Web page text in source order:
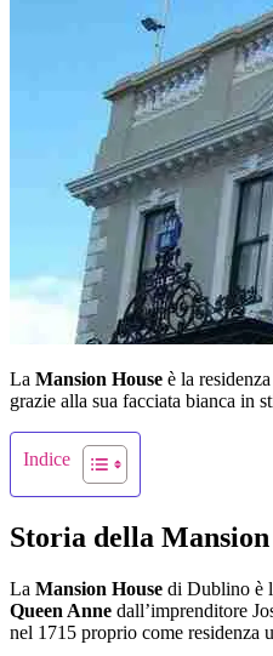
La Mansion House è la
grazie alla sua facciata bianca in
Indice
Storia della Mansion
La Mansion House di Dublino è
Queen Anne dall’imprenditore
nel 1715 proprio come residenza